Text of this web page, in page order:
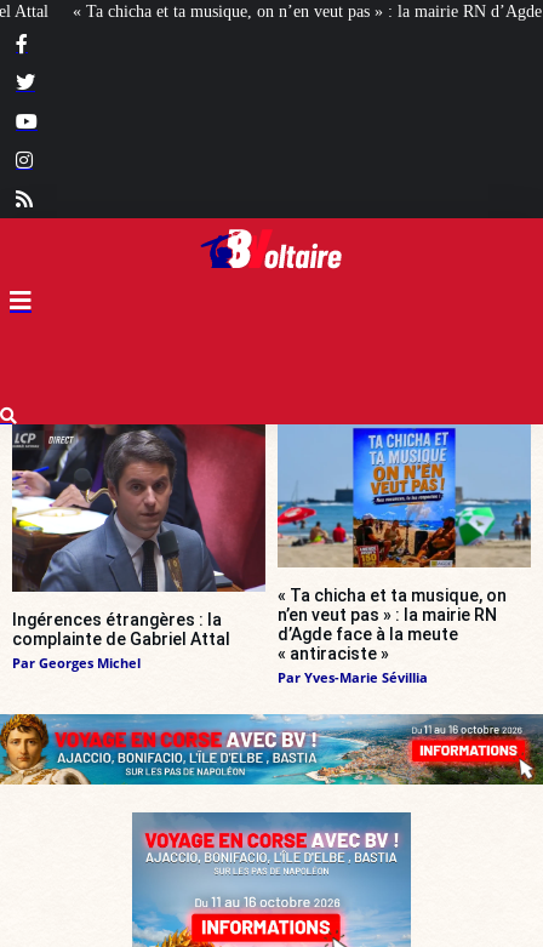
on n’en veut pas » : la mairie RN d’Agde face à la meute « antiraciste »
Ingérences étrangères : la
complainte de Gabriel Attal
Par Georges Michel
« Ta chicha et ta musique, on
n’en veut pas » : la mairie RN
d’Agde face à la meute
« antiraciste »
Par Yves-Marie Sévillia